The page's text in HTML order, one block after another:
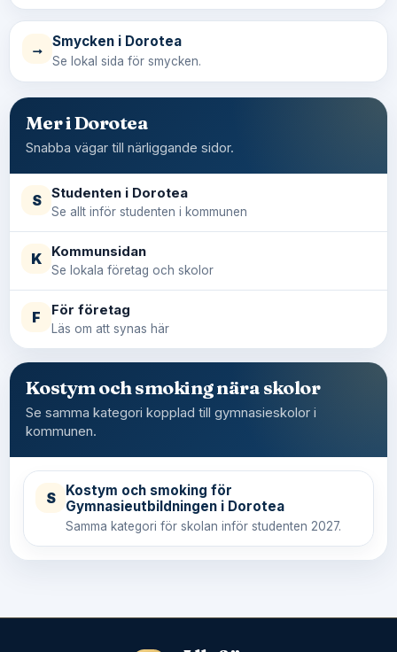
→ Smycken i Dorotea
Se lokal sida för smycken.
Mer i Dorotea
Snabba vägar till närliggande sidor.
S Studenten i Dorotea
Se allt inför studenten i kommunen
K Kommunsidan
Se lokala företag och skolor
F För företag
Läs om att synas här
Kostym och smoking nära skolor
Se samma kategori kopplad till gymnasieskolor i
kommunen.
S
Kostym och smoking för
Gymnasieutbildningen i Dorotea
Samma kategori för skolan inför studenten 2027.